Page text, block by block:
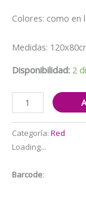
Colores: como en
Medidas:
Disponibilidad: 2
Fondo
telón
para
decoración
y
Turning
Categoría: Red
Loading...
Barcode: